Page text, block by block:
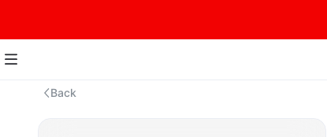
Back